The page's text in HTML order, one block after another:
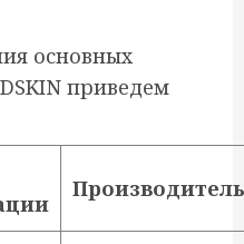
основных
приведем